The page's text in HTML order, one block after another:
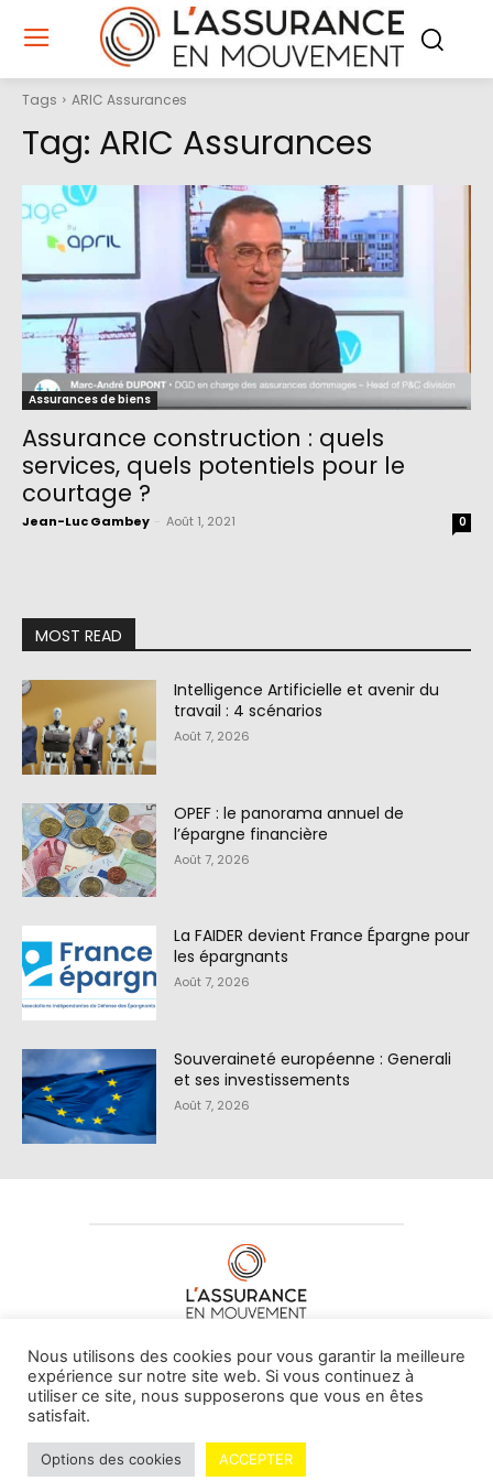
Tags ARIC Assurances
Tag: ARIC Assurances
Assurances de biens
Assurance construction : quels
services, quels potentiels pour le
courtage ?
Jean-Luc Gambey Août 1, 2021 0
MOST READ
Intelligence Artificielle et avenir du
travail : 4 scénarios
Août 7, 2026
OPEF : le panorama annuel de
l’épargne financière
Août 7, 2026
La FAIDER devient France Épargne pour
les épargnants
Août 7, 2026
Souveraineté européenne : Generali
et ses investissements
Août 7, 2026
À PROPOS DE NOUS•CONTACT
© L'assurance en mouvement -By Vovoxx Média
Nous utilisons des cookies pour vous garantir la meilleure
expérience sur notre site web. Si vous continuez à
utiliser ce site, nous supposerons que vous en êtes
satisfait.
Options des cookies ACCEPTER